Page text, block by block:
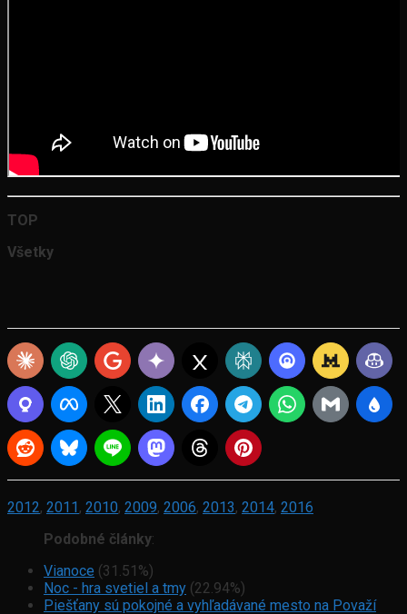
TOP
Všetky
2012, 2011, 2010, 2009, 2006, 2013, 2014, 2016
Podobné články:
Vianoce (31.51%)
Noc - hra svetiel a tmy (22.94%)
Piešťany sú pokojné a vyhľadávané mesto na Považí